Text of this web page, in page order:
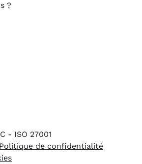
?
- ISO 27001
Politique de confidentialité